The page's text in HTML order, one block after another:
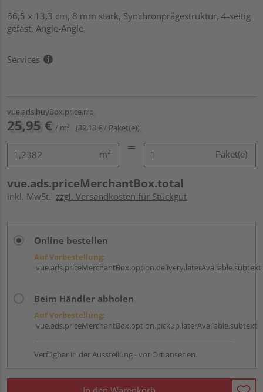
66,5 x 13,3 cm, 8 mm stark, Synchronprägestruktur, 4-seitig
gefast, Angle-Angle
Services
vue.ads.buyBox.price.rrp
25,95 € / m² (32,13 € / Paket(e))
m² Paket(e)
vue.ads.priceMerchantBox.total
inkl. MwSt. zzgl. Versandkosten für Stückgut
Online bestellen
Auf Vorbestellung:
vue.ads.priceMerchantBox.option.delivery.laterAvailable.subtext
Beim Händler abholen
Auf Vorbestellung:
vue.ads.priceMerchantBox.option.pickup.laterAvailable.subtext
Verfügbar in der Ausstellung - vor Ort ansehen.